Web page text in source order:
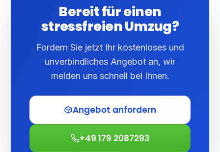
Bereit für einen
stressfreien Umzug?
Fordern Sie jetzt Ihr kostenloses und
unverbindliches Angebot an, wir
melden uns schnell bei Ihnen.
Angebot anfordern
+49 179 2087293